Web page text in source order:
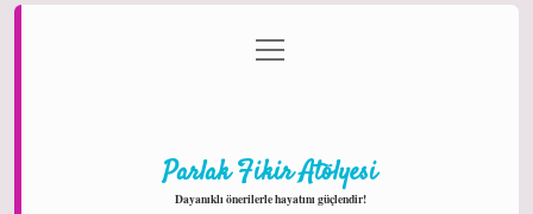
Gizlilik Politikası
menüyü
aç
Parlak Fikir Atölyesi
Dayanıklı önerilerle hayatını güçlendir!